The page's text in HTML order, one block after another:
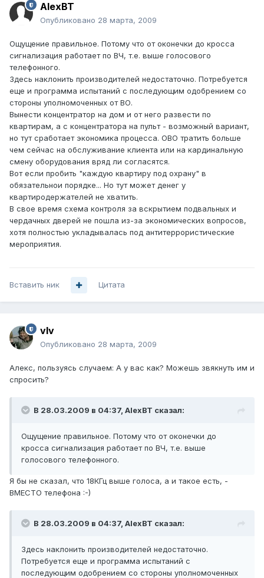
AlexBT
Опубликовано 28 марта, 2009
Ощущение правильное. Потому что от оконечки до кросса
сигнализация работает по ВЧ, т.е. выше голосового
телефонного.
Здесь наклонить производителей недостаточно. Потребуется
еще и программа испытаний с последующим одобрением со
стороны уполномоченных от ВО.
Вынести концентратор на дом и от него развести по
квартирам, а с концентратора на пульт - возможный вариант,
но тут сработает экономика процесса. ОВО тратить больше
чем сейчас на обслуживание клиента или на кардинальную
смену оборудования вряд ли согласятся.
Вот если пробить "каждую квартиру под охрану" в
обязательнои порядке... Но тут может денег у
квартиродержателей не хватить.
В свое время схема контроля за вскрытием подвальных и
чердачных дверей не пошла из-за экономических вопросов,
хотя полностью укладывалась под антитеррористические
мероприятия.
Вставить ник Цитата
vIv
Опубликовано 28 марта, 2009
Алекс, пользуясь случаем: А у вас как? Можешь звякнуть им и
спросить?
В 28.03.2009 в 04:37, AlexBT сказал:
Ощущение правильное. Потому что от оконечки до
кросса сигнализация работает по ВЧ, т.е. выше
голосового телефонного.
Я бы не сказал, что 18КГц выше голоса, а и такое есть, -
ВМЕСТО телефона :-)
В 28.03.2009 в 04:37, AlexBT сказал:
Здесь наклонить производителей недостаточно.
Потребуется еще и программа испытаний с
последующим одобрением со стороны уполномоченных